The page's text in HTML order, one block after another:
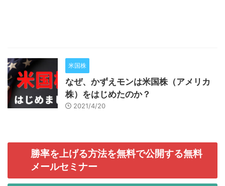
米国株
なぜ、かずえモンは米国株（アメリカ
株）をはじめたのか？
2021/4/20
勝率を上げる方法を無料で公開する無料
メールセミナー